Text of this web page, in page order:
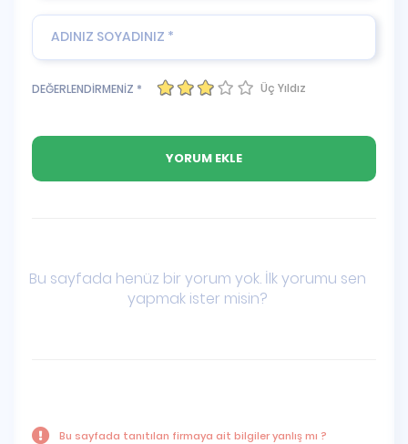
DEĞERLENDİRMENİZ * Üç Yıldız
Bu sayfada henüz bir yorum yok. İlk yorumu sen
yapmak ister misin?
Bu sayfada tanıtılan firmaya ait bilgiler yanlış mı ?